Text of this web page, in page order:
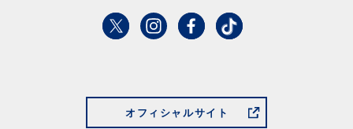
オフィシャルサイト